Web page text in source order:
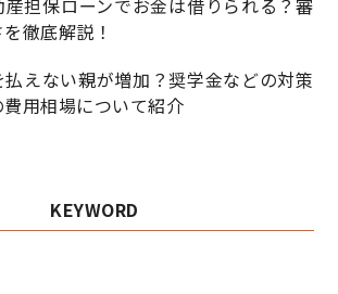
担保ローンでお金は借りられる？審
徹底解説！
えない親が増加？奨学金などの対策
用相場について紹介
KEYWORD